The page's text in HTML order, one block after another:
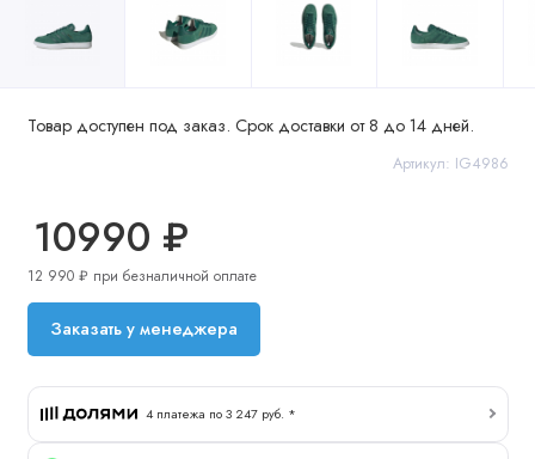
Товар доступен под заказ. Срок доставки от 8 до 14 дней.
Артикул: IG4986
10990 ₽
12 990 ₽ при безналичной оплате
Заказать у менеджера
4 платежа по 3 247 руб. *